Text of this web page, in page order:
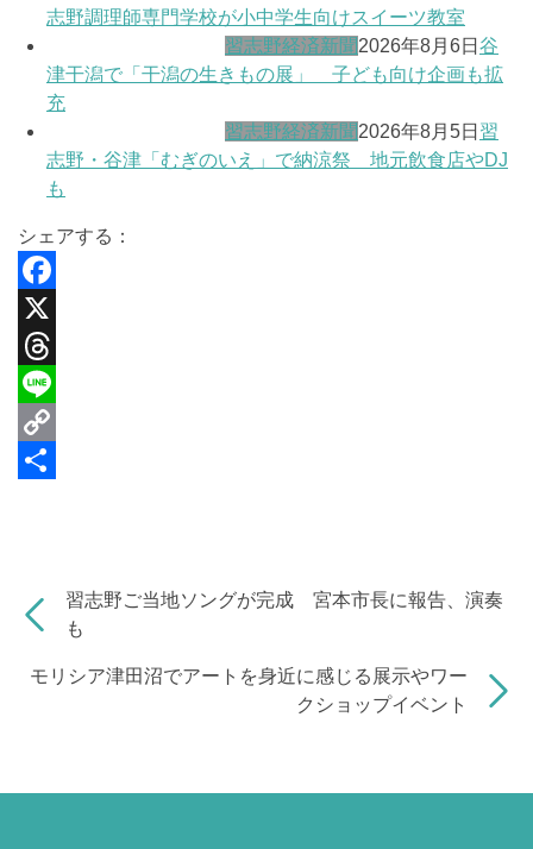
志野調理師専門学校が小中学生向けスイーツ教室
習志野経済新聞2026年8月6日 谷
津干潟で「干潟の生きもの展」 子ども向け企画も拡
充
習志野経済新聞2026年8月5日 習
志野・谷津「むぎのいえ」で納涼祭 地元飲食店やDJ
も
シェアする：
F
a
c
e
b
X
T
h
s
L
C
L
習志野ご当地ソングが完成 宮本市長に報告、演奏
も
モリシア津田沼でアートを身近に感じる展示やワー
クショップイベント